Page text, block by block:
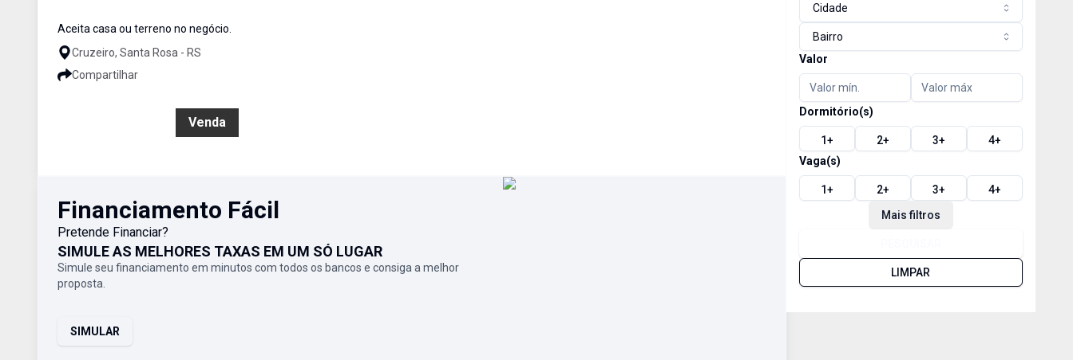
Aceita casa ou terreno no negócio.
Cruzeiro, Santa Rosa - RS
Compartilhar
Venda
Financiamento Fácil
Pretende Financiar?
SIMULE AS MELHORES TAXAS EM UM SÓ LUGAR
Simule seu financiamento em minutos com todos os bancos e consiga a melhor
proposta.
SIMULAR
Cidade
Bairro
Valor
Dormitório(s)
1+ 2+ 3+ 4+
Vaga(s)
1+ 2+ 3+ 4+
Mais filtros
LIMPAR